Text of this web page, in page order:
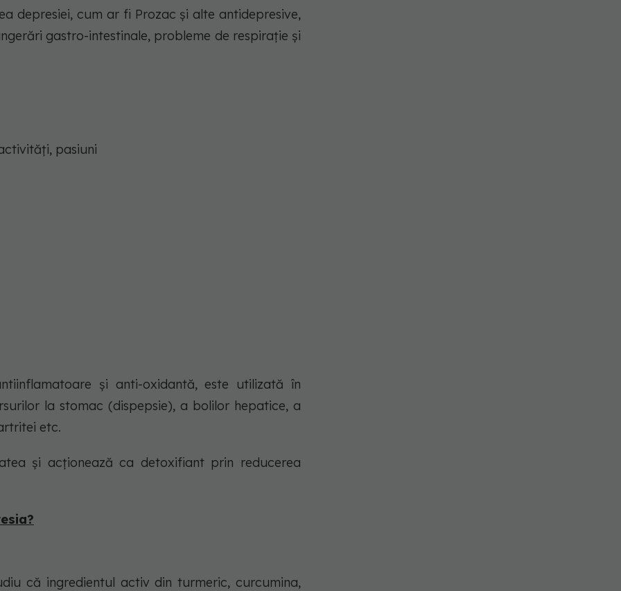
depresiei, cum ar fi Prozac și alte antidepresive,
gastro-intestinale, probleme de respirație și
pasiuni
și anti-oxidantă, este utilizată în
la stomac (dispepsie), a bolilor hepatice, a
etc.
și acționează ca detoxifiant prin reducerea
că ingredientul activ din turmeric, curcumina,